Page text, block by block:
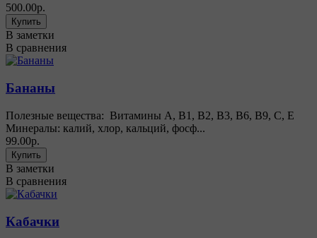
500.00р.
В заметки
В сравнения
Бананы
Полезные вещества: Витамины А, В1, В2, В3, В6, В9, С, Е
Минералы: калий, хлор, кальций, фосф...
99.00р.
В заметки
В сравнения
Кабачки